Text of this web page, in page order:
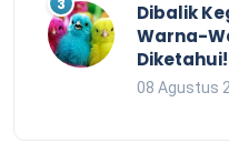
Dibalik
Warna-
Diketahui!
08 Agustus